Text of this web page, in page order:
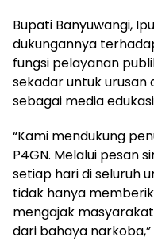
Bupati Banyuwangi,
dukungannya
fungsi pelayanan
sekadar untuk urusan
sebagai media
“Kami mendukung
P4GN. Melalui pesan
setiap hari di seluruh
tidak hanya
mengajak
dari bahaya narkoba,”